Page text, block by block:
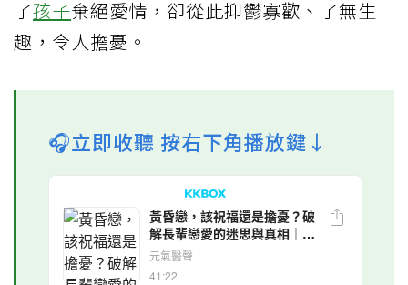
了孩子棄絕愛情，卻從此抑鬱寡歡、了無生
趣，令人擔憂。
🎧立即收聽 按右下角播放鍵↓